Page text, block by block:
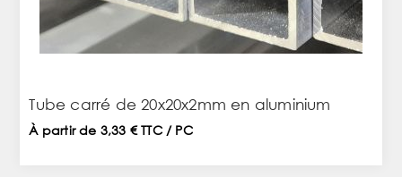
Tube carré de 20x20x2mm en aluminium
À partir de 3,33 € TTC / PC